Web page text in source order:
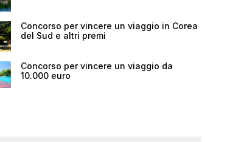
Concorso per vincere un viaggio in Corea
del Sud e altri premi
Concorso per vincere un viaggio da
10.000 euro